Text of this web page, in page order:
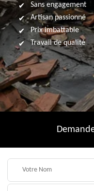
Sans engagement
Artisan passionné
Prix imbattable
Travail de qualité